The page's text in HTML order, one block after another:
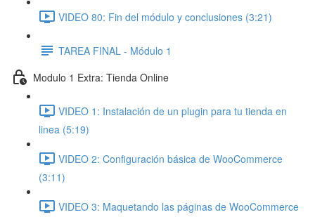
VIDEO 80: Fin del módulo y conclusiones (3:21)
TAREA FINAL - Módulo 1
Modulo 1 Extra: Tienda Online
VIDEO 1: Instalación de un plugin para tu tienda en
linea (5:19)
VIDEO 2: Configuración básica de WooCommerce
(3:11)
VIDEO 3: Maquetando las páginas de WooCommerce